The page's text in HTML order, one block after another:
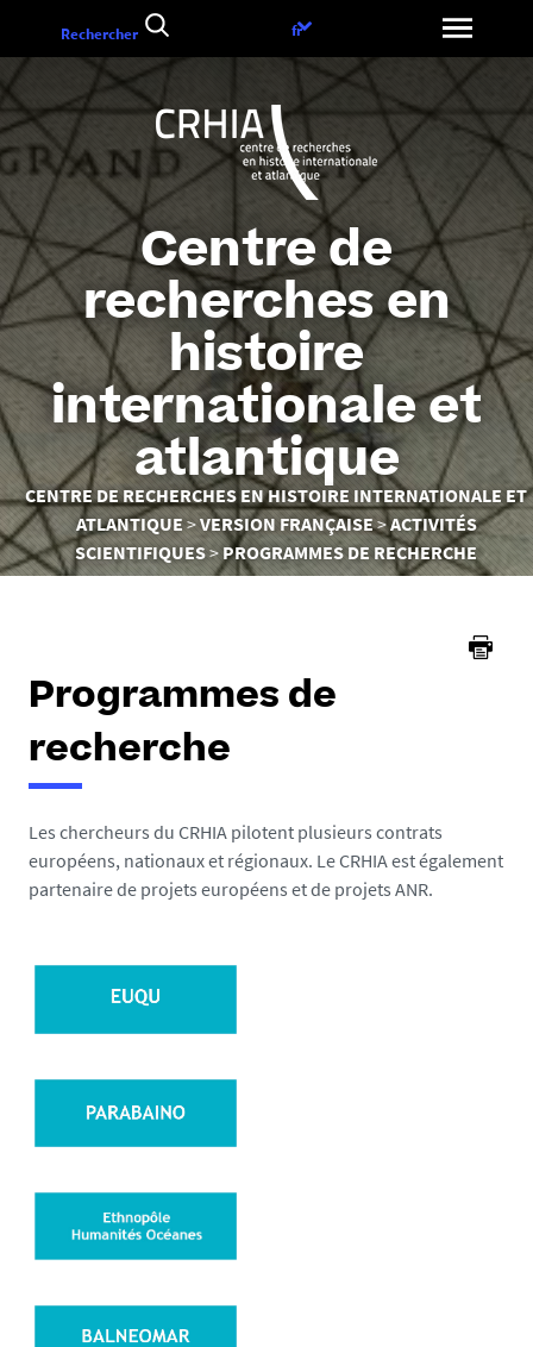
contenu
Centre de
recherches en
histoire
internationale et
atlantique
Vous
êtes
ici :
CENTRE DE RECHERCHES EN HISTOIRE INTERNATIONALE ET
ATLANTIQUE
VERSION FRANÇAISE
ACTIVITÉS
SCIENTIFIQUES
PROGRAMMES DE RECHERCHE
Rechercher
Choix
langue
fr
Programmes de
recherche
Les chercheurs du CRHIA pilotent plusieurs contrats
européens, nationaux et régionaux. Le CRHIA est également
partenaire de projets européens et de projets ANR.